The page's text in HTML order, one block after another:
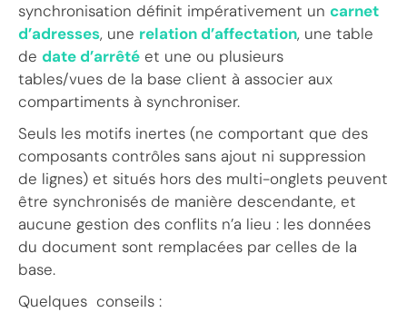
synchronisation définit impérativement un carnet
d’adresses, une relation d’affectation, une table
de date d’arrêté et une ou plusieurs
tables/vues de la base client à associer aux
compartiments à synchroniser.
Seuls les motifs inertes (ne comportant que des
composants contrôles sans ajout ni suppression
de lignes) et situés hors des multi-onglets peuvent
être synchronisés de manière descendante, et
aucune gestion des conflits n’a lieu : les données
du document sont remplacées par celles de la
base.
Quelques conseils :